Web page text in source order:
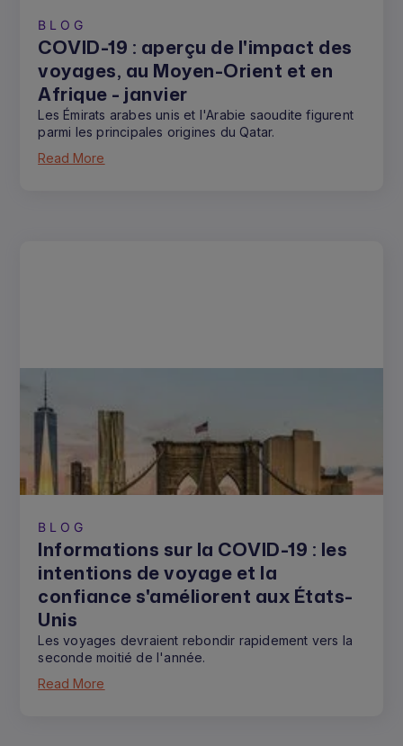
BLOG
COVID-19 : aperçu de l'impact des
voyages, au Moyen-Orient et en
Afrique - janvier
Les Émirats arabes unis et l'Arabie saoudite figurent
parmi les principales origines du Qatar.
Read More
BLOG
Informations sur la COVID-19 : les
intentions de voyage et la
confiance s'améliorent aux États-
Unis
Les voyages devraient rebondir rapidement vers la
seconde moitié de l'année.
Read More